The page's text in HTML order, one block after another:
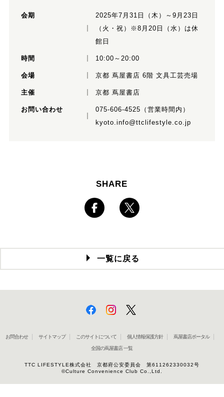
会期
2025年7月31日（木）～9月23日
（火・祝）※8月20日（水）は休
館日
時間 10:00～20:00
会場 京都 蔦屋書店 6階 文具工芸売場
主催 京都 蔦屋書店
お問い合わせ
075-606-4525（営業時間内）
kyoto.info@ttclifestyle.co.jp
SHARE
一覧に戻る
お問合わせ サイトマップ このサイトについて 個人情報保護方針 蔦屋書店ポータル
全国の蔦屋書店 一覧
TTC LIFESTYLE株式会社 京都府公安委員会 第611262330032号
©Culture Convenience Club Co.,Ltd.